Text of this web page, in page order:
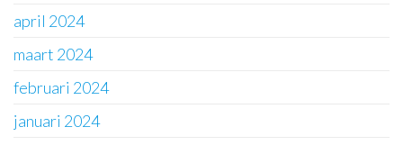
april 2024
maart 2024
februari 2024
januari 2024